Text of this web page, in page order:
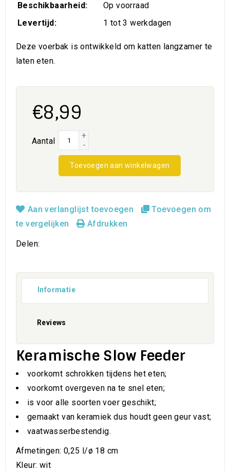
Beschikbaarheid:
Op voorraad
Levertijd:
1 tot 3 werkdagen
Deze voerbak is ontwikkeld om katten langzamer te
laten eten.
€8,99
Aantal
+
-
Toevoegen aan winkelwagen
Aan verlanglijst toevoegen
Toevoegen om
te vergelijken
Afdrukken
Delen:
Informatie
Reviews
Keramische Slow Feeder
voorkomt schrokken tijdens het eten;
voorkomt overgeven na te snel eten;
is voor alle soorten voer geschikt;
gemaakt van keramiek dus houdt geen geur vast;
vaatwasserbestendig.
Afmetingen: 0,25 l/ø 18 cm
Kleur: wit